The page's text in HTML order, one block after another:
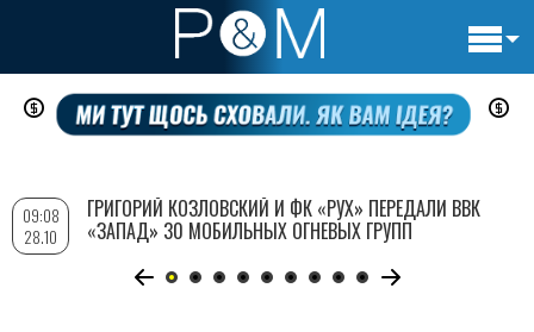
Перейти
содержанию
09:08
28.10
ГРИГОРИЙ КОЗЛОВСКИЙ И ФК «РУХ» ПЕРЕДАЛИ ВВК
«ЗАПАД» 30 МОБИЛЬНЫХ ОГНЕВЫХ ГРУПП